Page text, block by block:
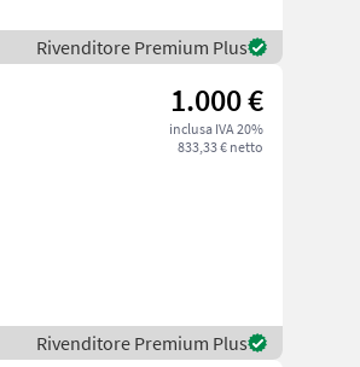
Rivenditore Premium Plus
1.000 €
inclusa IVA 20%
833,33 € netto
Rivenditore Premium Plus